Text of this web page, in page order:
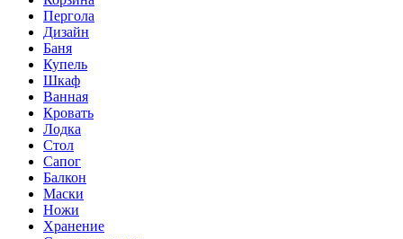
Пергола
Дизайн
Баня
Купель
Шкаф
Ванная
Кровать
Лодка
Стол
Сапог
Балкон
Маски
Ножи
Хранение